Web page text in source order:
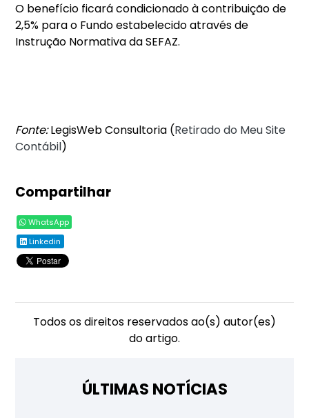
O benefício ficará condicionado à contribuição de
2,5% para o Fundo estabelecido através de
Instrução Normativa da SEFAZ.
Fonte:LegisWeb Consultoria (Retirado do Meu Site
Contábil)
Compartilhar
WhatsApp
Linkedin
Todos os direitos reservados ao(s) autor(es)
do artigo.
ÚLTIMAS NOTÍCIAS